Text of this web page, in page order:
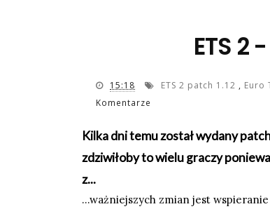
ETS 2
15:18 ETS 2 patch 1.12 , Euro
Komentarze
Kilka dni temu został wydany
zdziwiłoby to wielu graczy
z...
...ważniejszych zmian jest